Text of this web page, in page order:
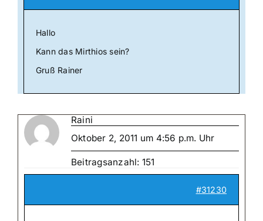
Hallo
Kann das Mirthios sein?
Gruß Rainer
Raini
Oktober 2, 2011 um 4:56 p.m. Uhr
Beitragsanzahl: 151
#31230